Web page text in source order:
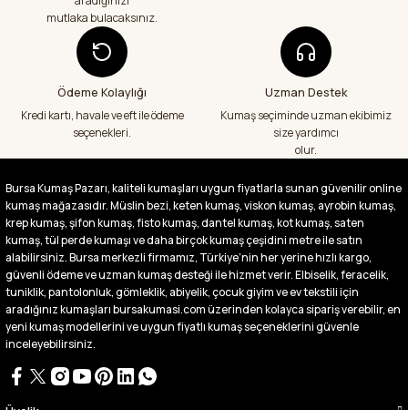
Aradığım kumaşçı artık hep buradan alış
veriş yapacağım in şa Allah çünkü 4 farklı
kumaş aldım hem ölçü olarak hem
görüntü,doku olarak çok memnun kaldım
emeği geçenlere teşekkür ediyorum
A... S... | 24/07/2026
büyük kolaylık emeği geçenlere teşekkür
ediyorum
Abdurrahman Samsur | 24/07/2026
Buradan ikinci alışverişim ikisinden de çok
memnun kaldım teşekkürler.
Büşra Singeç | 02/07/2026
Bursa kumaş pazarından defalarca kumaş
aldım videoda anlatılıp gosterildigi gibi
uygun fiyatlarından ve kalitesinden dolayı
mutlaka bulacaksınız.
Ödeme Kolaylığı
Kredi kartı, havale ve eft ile ödeme
seçenekleri.
Uzman Destek
Kumaş seçiminde uzman ekibimiz
size yardımcı
olur.
Bursa Kumaş Pazarı, kaliteli kumaşları uygun fiyatlarla sunan güvenilir online
kumaş mağazasıdır. Müslin bezi, keten kumaş, viskon kumaş, ayrobin kumaş,
krep kumaş, şifon kumaş, fisto kumaş, dantel kumaş, kot kumaş, saten
kumaş, tül perde kumaşı ve daha birçok kumaş çeşidini metre ile satın
alabilirsiniz. Bursa merkezli firmamız, Türkiye’nin her yerine hızlı kargo,
güvenli ödeme ve uzman kumaş desteği ile hizmet verir. Elbiselik, feracelik,
tuniklik, pantolonluk, gömleklik, abiyelik, çocuk giyim ve ev tekstili için
aradığınız kumaşları bursakumasi.com üzerinden kolayca sipariş verebilir, en
yeni kumaş modellerini ve uygun fiyatlı kumaş seçeneklerini güvenle
inceleyebilirsiniz.